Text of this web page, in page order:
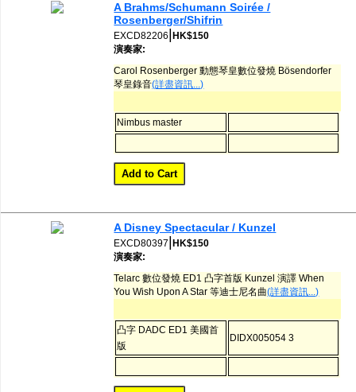
A Brahms/Schumann Soirée /
Rosenberger/Shifrin
EXCD82206 |HK$150
演奏家:
Carol Rosenberger 動態琴皇數位發燒 Bösendorfer
琴皇錄音(詳盡資訊...)
Nimbus master
A Disney Spectacular / Kunzel
EXCD80397 |HK$150
演奏家:
Telarc 數位發燒 ED1 凸字首版 Kunzel 演譯 When
You Wish Upon A Star 等迪士尼名曲(詳盡資訊...)
凸字 DADC ED1 美國首
版
DIDX005054 3